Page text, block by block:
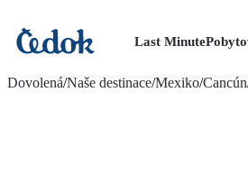
Last Minute
Dovolená/Naše destinace/Mexiko/Cancún